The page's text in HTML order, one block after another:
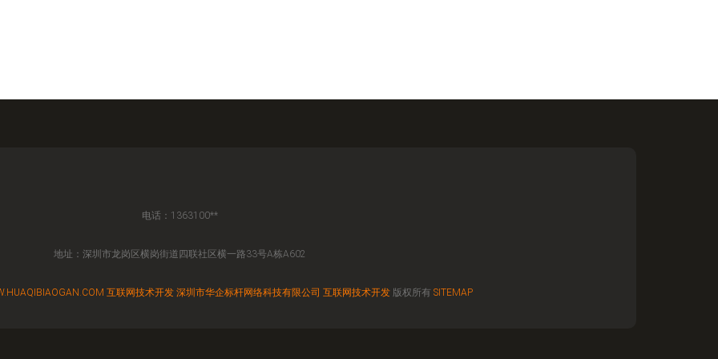
电话：1363100**
地址：深圳市龙岗区横岗街道四联社区横一路33号A栋A602
互联网技术开发 深圳市华企标杆网络科技有限公司 互联网技术开发版权所有 SITEMAP